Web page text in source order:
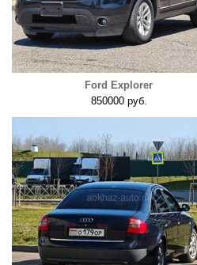
Ford Explorer
850000 руб.